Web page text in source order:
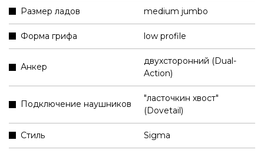
Размер ладов medium jumbo
Форма грифа low profile
Анкер
двухсторонний (Dual-
Action)
Подключение наушников
"ласточкин хвост"
(Dovetail)
Стиль Sigma